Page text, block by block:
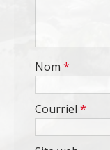
Nom *
Courriel *